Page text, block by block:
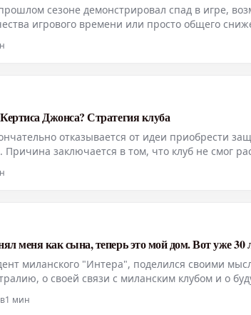
сезоне демонстрировал спад в игре,
игрового времени или просто общего
«Ювентуса». Он стал ключевой фигурой в
Джонса? Стратегия клуба
отказывается от идеи приобрести
заключается в том, что клуб не смог
Это привело к опасениям, что один из
меня как сына, теперь это мой дом. Вот уже 30
миланского "Интера", поделился своими
о своей связи с миланским клубом и о
"Я представляю "Интер", исторический
1 мин